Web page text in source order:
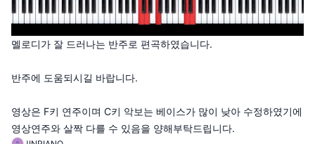
멜로디가 잘 드러나는 반주로 편곡하였습니다.
반주에 도움되시길 바랍니다.
영상은 F키 연주이며 C키 악보는 베이스가 많이 낮아 수정하였기에
영상연주와 살짝 다를 수 있음을 양해부탁드립니다.